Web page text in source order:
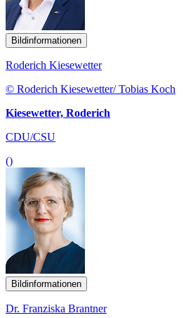
Bildinformationen
Roderich Kiesewetter
© Roderich Kiesewetter/ Tobias Koch
Kiesewetter, Roderich
CDU/CSU
()
Bildinformationen
Dr. Franziska Brantner